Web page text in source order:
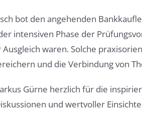
bot den angehenden
intensiven Phase der
waren. Solche
und die Verbindung von
Gürne herzlich für die
und wertvoller